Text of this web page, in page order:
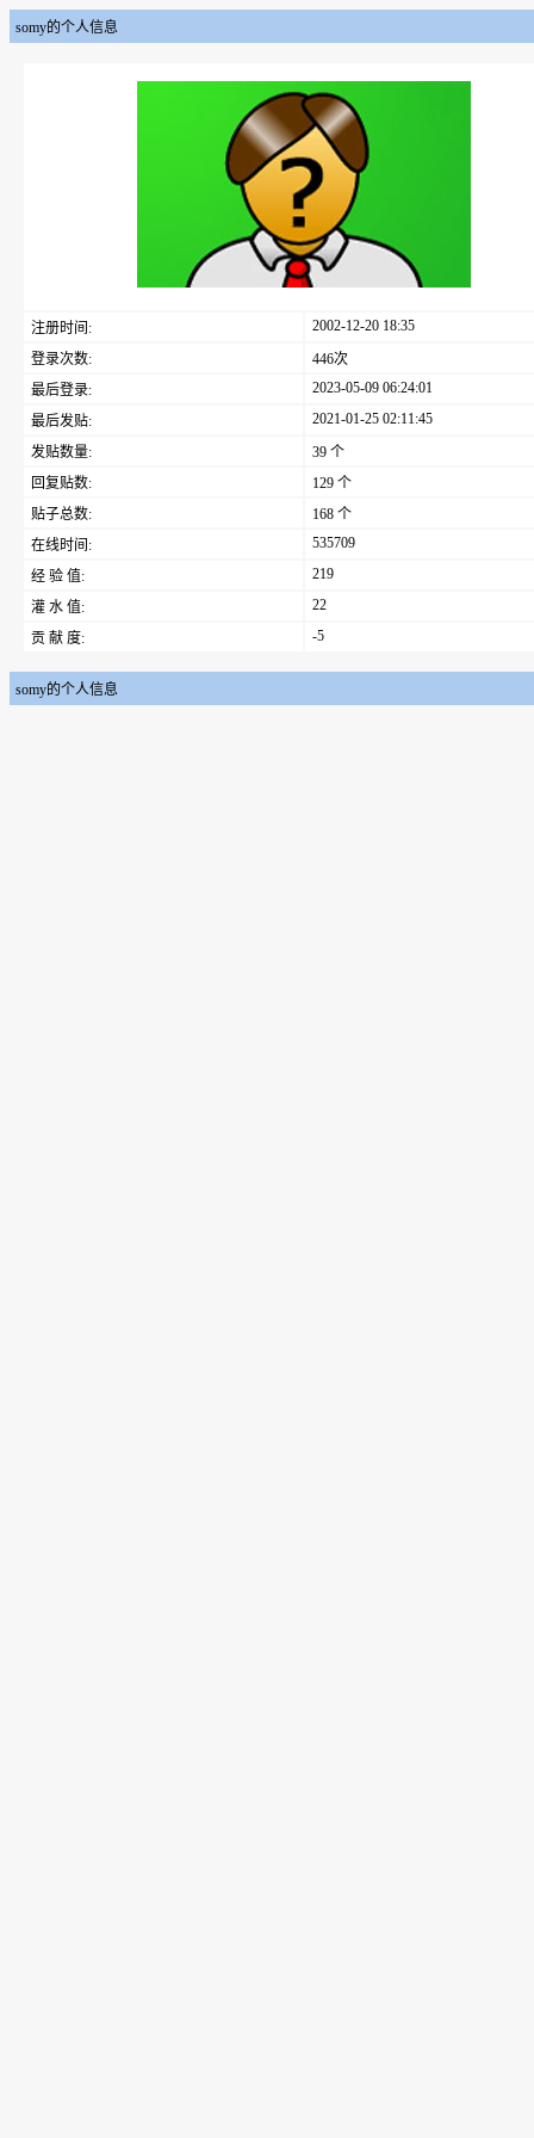
somy的个人信息
注册时间:
2002-12-20 18:35
登录次数:
446次
最后登录:
2023-05-09 06:24:01
最后发贴:
2021-01-25 02:11:45
发贴数量:
39 个
回复贴数:
129 个
贴子总数:
168 个
在线时间:
535709
经 验 值:
219
灌 水 值:
22
贡 献 度:
-5
somy的个人信息